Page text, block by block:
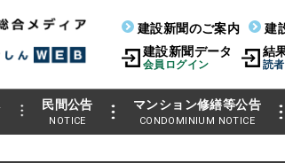
建設新聞のご案内
建
建設新聞データ
会員ログイン
結
読
民間公告
NOTICE
マンション修繕等公告
CONDOMINIUM NOTICE